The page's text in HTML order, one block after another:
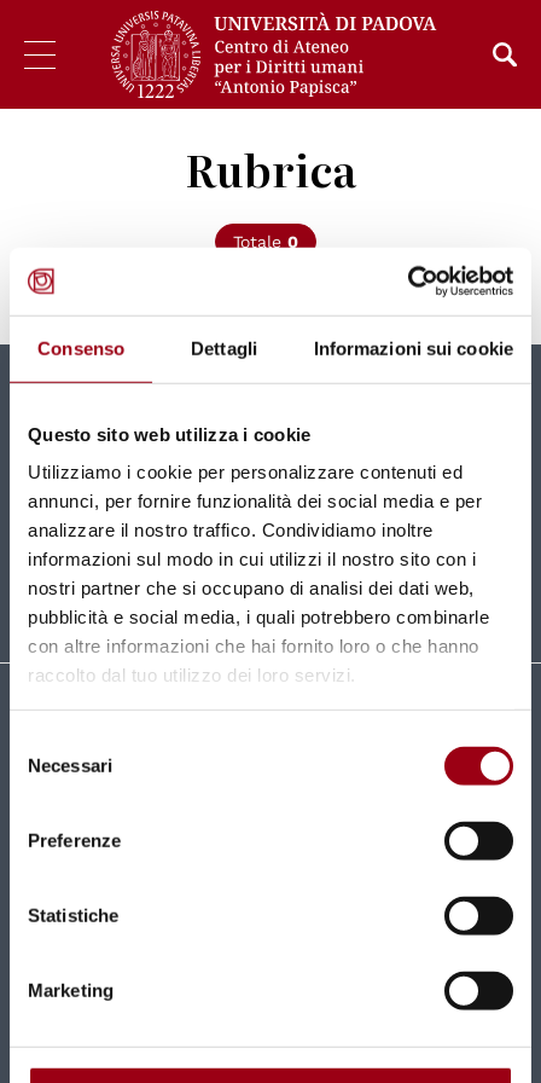
Consenso Dettagli Informazioni sui cookie
Questo sito web utilizza i cookie
Utilizziamo i cookie per personalizzare contenuti ed
annunci, per fornire funzionalità dei social media e per
analizzare il nostro traffico. Condividiamo inoltre
informazioni sul modo in cui utilizzi il nostro sito con i
nostri partner che si occupano di analisi dei dati web,
pubblicità e social media, i quali potrebbero combinarle
con altre informazioni che hai fornito loro o che hanno
raccolto dal tuo utilizzo dei loro servizi.
delNecessari
Preferenze
Statistiche
Marketing
Rubrica
Totale 0
Nuovi contenuti e news mensili direttamente nella
tua casella di posta.
ISCRIVITI
Università degli Studi di Padova
Centro di Ateneo per i Diritti Umani "Antonio
Via Beato Pellegrino, 28 - 35137 Padova